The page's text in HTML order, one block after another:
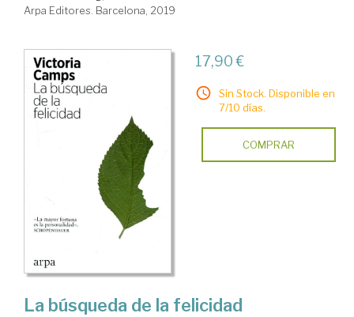
Arpa Editores. Barcelona, 2019
17,90 €
Sin Stock. Disponible en
7/10 días.
COMPRAR
La búsqueda de la felicidad